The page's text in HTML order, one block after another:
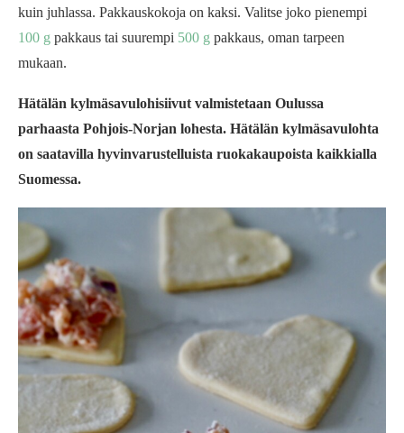
kuin juhlassa. Pakkauskokoja on kaksi. Valitse joko pienempi
100 g pakkaus tai suurempi 500 g pakkaus, oman tarpeen
mukaan.
Hätälän kylmäsavulohisiivut valmistetaan Oulussa
parhaasta Pohjois-Norjan lohesta. Hätälän kylmäsavulohta
on saatavilla hyvinvarustelluista ruokakaupoista kaikkialla
Suomessa.